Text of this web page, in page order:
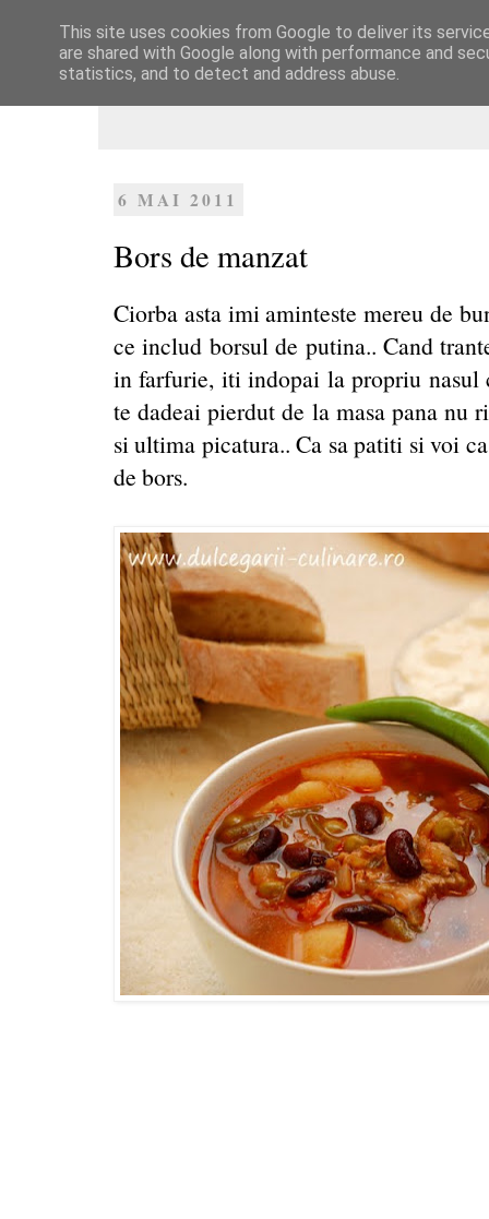
Dulcegarii culinare
6 MAI 2011
Bors de manzat
Ciorba asta imi aminteste mereu de
ce includ borsul de putina.. Cand
in farfurie, iti indopai la propriu nasul
te dadeai pierdut de la masa pana nu
si ultima picatura.. Ca sa patiti si voi
de bors.
This site uses cookies from Google to deliver its
are shared with Google along with performance and
statistics, and to detect and address abuse.